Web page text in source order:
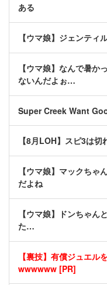
ある
【ウマ娘】ジェンティ
【ウマ娘】なんで暑か
ないんだよぉ…
Super Creek Want
【8月LOH】スピ3は
【ウマ娘】マックちゃ
だよね
【ウマ娘】ドンちゃん
た…
【裏技】有償ジュエル
wwwwww [PR]